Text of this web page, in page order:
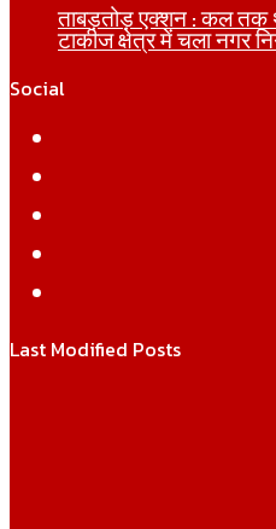
ताबड़तोड़ एक्शन : कल तक
टाकीज क्षेत्र में चला नगर
Social
Last Modified Posts